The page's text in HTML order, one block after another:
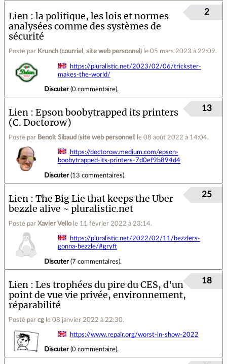
Lien
la politique, les lois et normes
analysées comme des systèmes de
sécurité
Posté par Krunch (courriel , site web personnel ) le 05 mars 2023 à 22:09.
2
https://pluralistic.net/2023/02/06/trickster-
makes-the-world/
Discuter(0 commentaire).
Lien
Epson boobytrapped its printers
(C. Doctorow)
Posté par Benoît Sibaud (site web personnel ) le 08 août 2022 à 14:04.
13
https://doctorow.medium.com/epson-
boobytrapped-its-printers-7d0ef9b894d4
Discuter(13 commentaires).
Lien
The Big Lie that keeps the Uber
bezzle alive ~ pluralistic.net
Posté par Xavier Vello le 11 février 2022 à 23:14.
25
https://pluralistic.net/2022/02/11/bezzlers-
gonna-bezzle/#gryft
Discuter(7 commentaires).
Lien
Les trophées du pire du CES, d'un
point de vue vie privée, environnement,
réparabilité
Posté par cg le 08 janvier 2022 à 22:30.
18
https://www.repair.org/worst-in-show-2022
Discuter(0 commentaire).